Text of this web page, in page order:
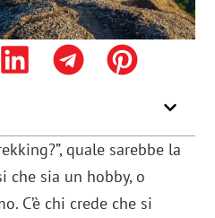
quale sarebbe la
che sia un hobby, o
C’è chi crede che si